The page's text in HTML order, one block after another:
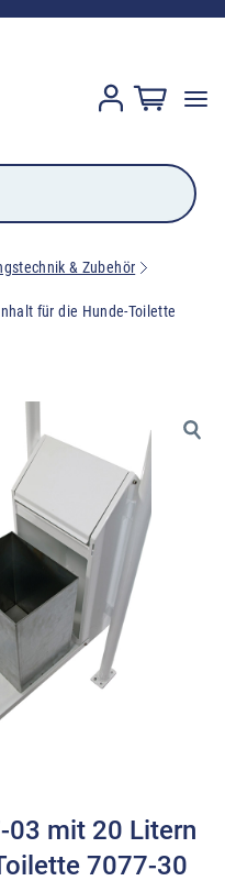
& Zubehör
für die Hunde-Toilette
03 mit 20 Litern
7077-30